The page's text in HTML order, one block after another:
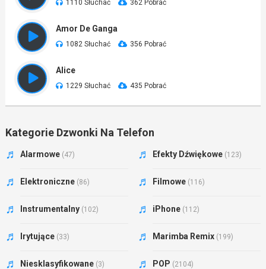
1110 Słuchać 362 Pobrać
Amor De Ganga
1082 Słuchać 356 Pobrać
Alice
1229 Słuchać 435 Pobrać
Kategorie Dzwonki Na Telefon
Alarmowe (47) Efekty Dźwiękowe (123)
Elektroniczne (86) Filmowe (116)
Instrumentalny (102) iPhone (112)
Irytujące (33) Marimba Remix (199)
Niesklasyfikowane (3) POP (2104)